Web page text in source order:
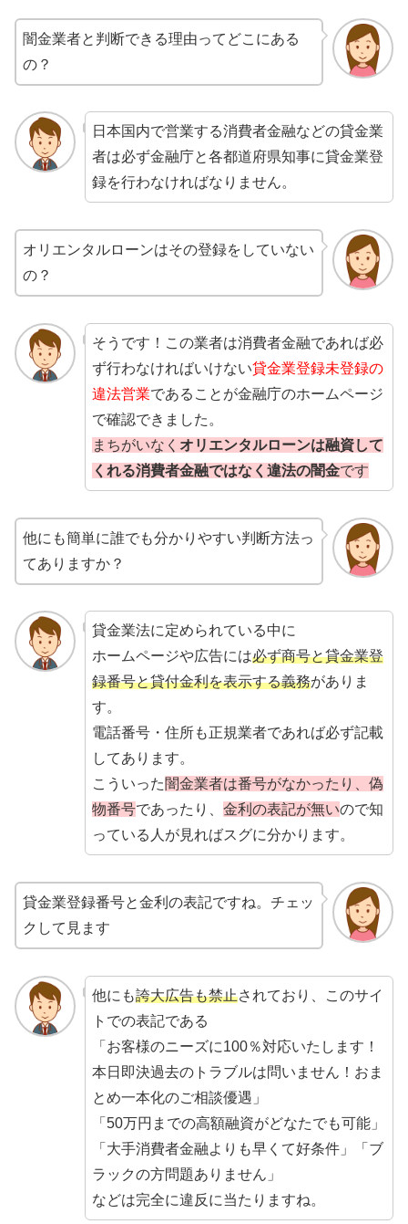
闇金業者と判断できる理由ってどこにある
の？
日本国内で営業する消費者金融などの貸金業
者は必ず金融庁と各都道府県知事に貸金業登
録を行わなければなりません。
オリエンタルローンはその登録をしていない
の？
そうです！この業者は消費者金融であれば必
ず行わなければいけない貸金業登録未登録の
違法営業であることが金融庁のホームページ
で確認できました。
まちがいなく オリエンタルローンは融資して
くれる消費者金融ではなく違法の闇金です
他にも簡単に誰でも分かりやすい判断方法っ
てありますか？
貸金業法に定められている中に
ホームページや広告には必ず商号と貸金業登
録番号と貸付金利を表示する義務がありま
す。
電話番号・住所も正規業者であれば必ず記載
してあります。
こういった闇金業者は番号がなかったり、偽
物番号であったり、 金利の表記が無いので知
っている人が見ればスグに分かります。
貸金業登録番号と金利の表記ですね。チェッ
クして見ます
他にも誇大広告も禁止されており、このサイ
トでの表記である
「お客様のニーズに100％対応いたします！
本日即決過去のトラブルは問いません！おま
とめ一本化のご相談優遇」
「50万円までの高額融資がどなたでも可能」
「大手消費者金融よりも早くて好条件」「ブ
ラックの方問題ありません」
などは完全に違反に当たりますね。